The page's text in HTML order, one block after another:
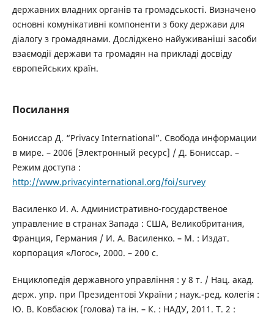
державних владних органів та громадськості. Визначено
основні комунікативні компоненти з боку держави для
діалогу з громадянами. Досліджено найуживаніші засоби
взаємодії держави та громадян на прикладі досвіду
європейських країн.
Посилання
Бониссар Д. “Privacy International”. Свобода информации
в мире. – 2006 [Электронный ресурс] / Д. Бониссар. –
Режим доступа :
http://www.privacyinternational.org/foi/survey
Василенко И. А. Административно-государственое
управление в странах Запада : США, Великобритания,
Франция, Германия / И. А. Василенко. – М. : Издат.
корпорация «Логос», 2000. – 200 с.
Енциклопедія державного управління : у 8 т. / Нац. акад.
держ. упр. при Президентові України ; наук.-ред. колегія :
Ю. В. Ковбасюк (голова) та ін. – К. : НАДУ, 2011. Т. 2 :